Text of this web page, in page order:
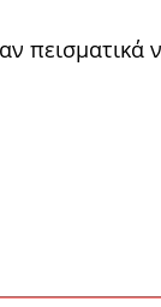
πεισματικά